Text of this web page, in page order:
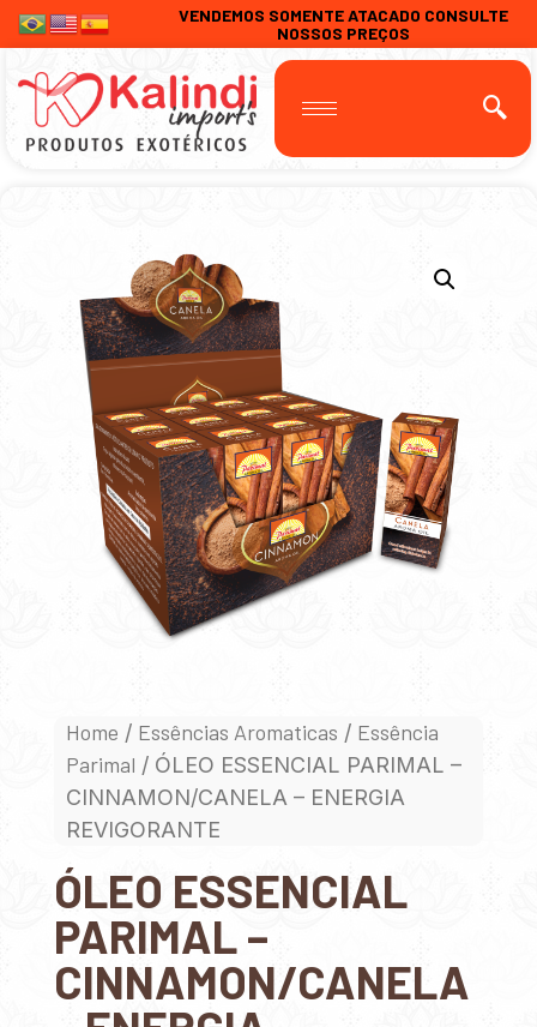
VENDEMOS SOMENTE ATACADO CONSULTE
NOSSOS PREÇOS
Home / Essências Aromaticas / Essência
Parimal / ÓLEO ESSENCIAL PARIMAL –
CINNAMON/CANELA – ENERGIA
REVIGORANTE
ÓLEO ESSENCIAL
PARIMAL –
CINNAMON/CANELA